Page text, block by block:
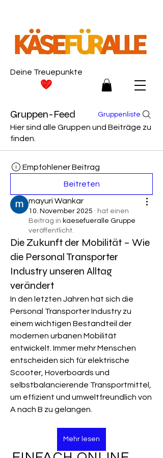
Deine Treuepunkte
Gruppen-Feed Gruppenliste
Hier sind alle Gruppen und Beiträge zu
finden.
Empfohlener Beitrag
Beitreten
mayuri Wankar
10. November 2025 · hat einen
Beitrag in kaesefueralle Gruppe
veröffentlicht.
Die Zukunft der Mobilität – Wie
die Personal Transporter
Industry unseren Alltag
verändert
In den letzten Jahren hat sich die
Personal Transporter Industry zu
einem wichtigen Bestandteil der
modernen urbanen Mobilität
entwickelt. Immer mehr Menschen
entscheiden sich für elektrische
Scooter, Hoverboards und
selbstbalancierende Transportmittel,
um effizient und umweltfreundlich von
A nach B zu gelangen.
Mehr lesen